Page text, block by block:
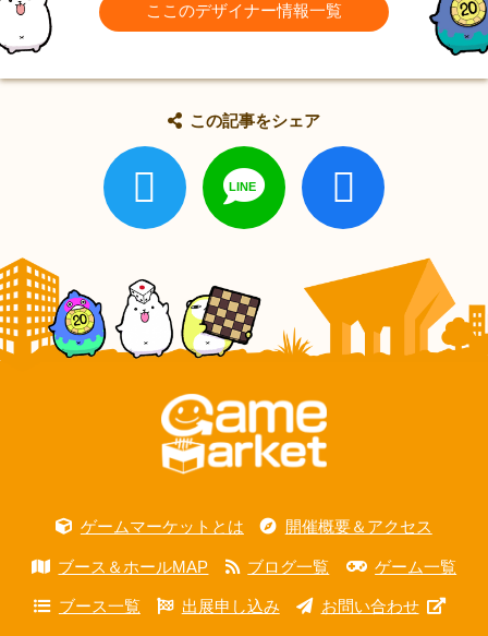
ここのデザイナー情報一覧
この記事をシェア
ゲームマーケットとは 開催概要＆アクセス
ブース＆ホールMAP ブログ一覧 ゲーム一覧
ブース一覧 出展申し込み お問い合わせ